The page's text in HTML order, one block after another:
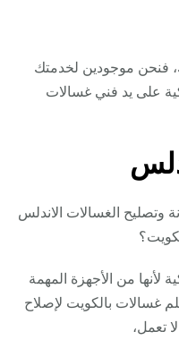
فنحن موجودين لخدمتك
على يد فني غسالات
الغسالات الاندلس
لأنها من الأجهزة المهمة
غسالات بالكويت لإصلاح
تعمل،